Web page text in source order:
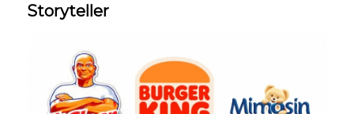
Storyteller